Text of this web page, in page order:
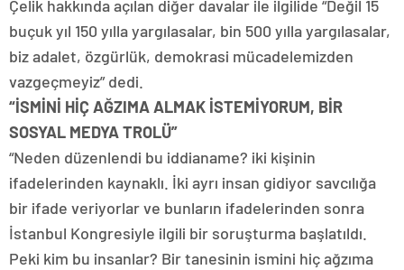
Çelik hakkında açılan diğer davalar ile ilgilide “Değil 15
buçuk yıl 150 yılla yargılasalar, bin 500 yılla yargılasalar,
biz adalet, özgürlük, demokrasi mücadelemizden
vazgeçmeyiz” dedi.
“İSMİNİ HİÇ AĞZIMA ALMAK İSTEMİYORUM, BİR
SOSYAL MEDYA TROLÜ”
“Neden düzenlendi bu iddianame? iki kişinin
ifadelerinden kaynaklı. İki ayrı insan gidiyor savcılığa
bir ifade veriyorlar ve bunların ifadelerinden sonra
İstanbul Kongresiyle ilgili bir soruşturma başlatıldı.
Peki kim bu insanlar? Bir tanesinin ismini hiç ağzıma